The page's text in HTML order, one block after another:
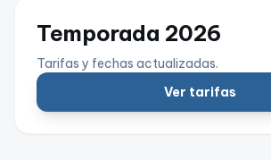
Temporada 2026
Tarifas y fechas actualizadas.
Ver tarifas